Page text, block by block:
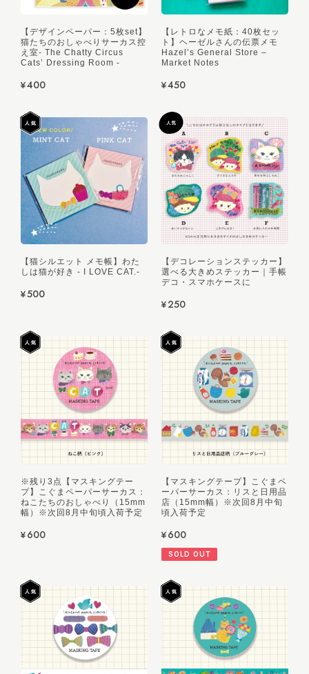
【デザインペーパー：5枚set】
猫たちのおしゃべりサーカス控
え室- The Chatty Circus
Cats’ Dressing Room -
¥400
【レトロなメモ紙：40枚セッ
ト】ヘーゼルさんの伝票メモ
Hazel’s General Store –
Market Notes
¥450
【猫シルエット メモ帳】わた
しは猫が好き - I LOVE CAT.-
¥500
【デコレーションステッカー】
選べる大きめステッカー｜手帳
デコ・スマホケースに
¥250
※残り3点【マスキングテー
プ】こぐまペーパーサーカス：
ねこたちのおしゃべり（15mm
幅）※次回8月中旬頃入荷予定
¥600
【マスキングテープ】こぐまペ
ーパーサーカス：リスと日用品
店（15mm幅）※次回8月中旬
頃入荷予定
¥600
SOLD OUT